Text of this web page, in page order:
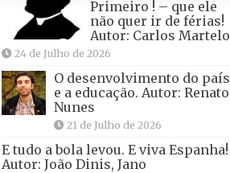
Primeiro ! – que ele
não quer ir de férias!
Autor: Carlos Martelo
24 de Julho de 2026
O desenvolvimento do país
e a educação. Autor: Renato
Nunes
21 de Julho de 2026
E tudo a bola levou. E viva Espanha!
Autor: João Dinis, Jano